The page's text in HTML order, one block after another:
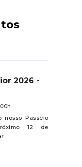
2026 -
nosso Passeio
12 de